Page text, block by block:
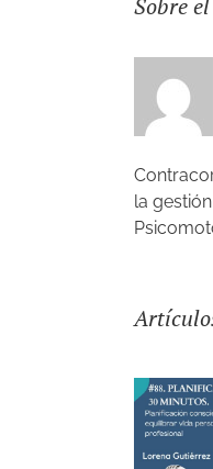
la